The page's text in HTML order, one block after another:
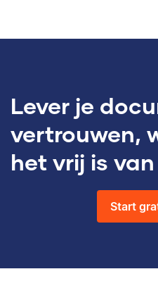
Lever je
vertrouwen,
het vrij is
Start